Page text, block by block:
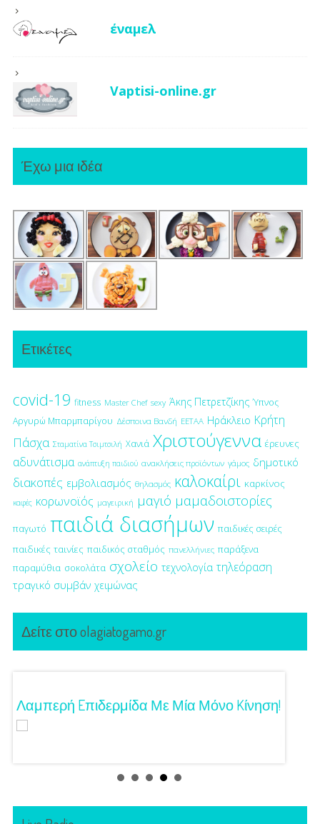
έναμελ
Vaptisi-online.gr
Έχω μια ιδέα
Ετικέτες
covid-19 fitness Master Chef sexy Άκης Πετρετζίκης Ύπνος
Αργυρώ Μπαρμπαρίγου Δέσποινα Βανδή ΕΕΤΑΑ Ηράκλειο Κρήτη
Πάσχα Σταματίνα Τσιμτσιλή Χανιά Χριστούγεννα έρευνες
αδυνάτισμα ανάπτυξη παιδιού ανακλήσεις προϊόντων γάμος δημοτικό
διακοπές εμβολιασμός θηλασμός καλοκαίρι καρκίνος
καφές κορωνοϊός μαγειρική μαγιό μαμαδοιστορίες
παγωτό παιδιά διασήμων παιδικές σειρές
παιδικές ταινίες παιδικός σταθμός πανελλήνιες παράξενα
παραμύθια σοκολάτα σχολείο τεχνολογία τηλεόραση
τραγικό συμβάν χειμώνας
Δείτε στο olagiatogamo.gr
Λαμπερή Eπιδερμίδα Με Μία Μόνο Kίνηση!